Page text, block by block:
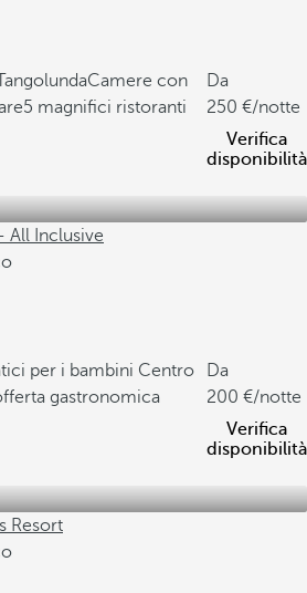
Camere con
5 magnifici ristoranti
Da
250
/notte
Verifica
disponibilità
All Inclusive
per i bambini Centro
gastronomica
Da
200
/notte
Verifica
disponibilità
Resort